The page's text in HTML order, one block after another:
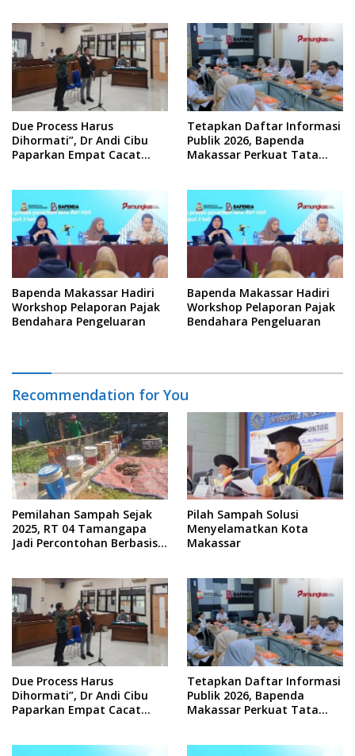
Due Process Harus
Dihormati”, Dr Andi Cibu
Paparkan Empat Cacat
Tetapkan Daftar Informasi
Publik 2026, Bapenda
Makassar Perkuat Tata
Bapenda Makassar Hadiri
Workshop Pelaporan Pajak
Bendahara Pengeluaran
Bapenda Makassar Hadiri
Workshop Pelaporan Pajak
Bendahara Pengeluaran
Recommendation for You
Pemilahan Sampah Sejak
2025, RT 04 Tamangapa
Jadi Percontohan Berbasis
Pilah Sampah Solusi
Menyelamatkan Kota
Makassar
Due Process Harus
Dihormati”, Dr Andi Cibu
Paparkan Empat Cacat
Tetapkan Daftar Informasi
Publik 2026, Bapenda
Makassar Perkuat Tata